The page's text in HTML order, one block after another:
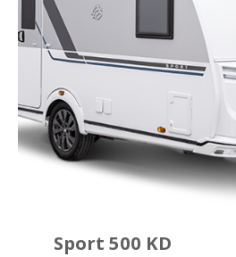
Sport 500 KD